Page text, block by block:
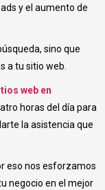
y el aumento de
sino que
a tu sitio web.
web en
horas del día para
la asistencia que
eso nos esforzamos
negocio en el mejor